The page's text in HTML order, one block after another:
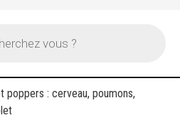
poppers : cerveau, poumons,